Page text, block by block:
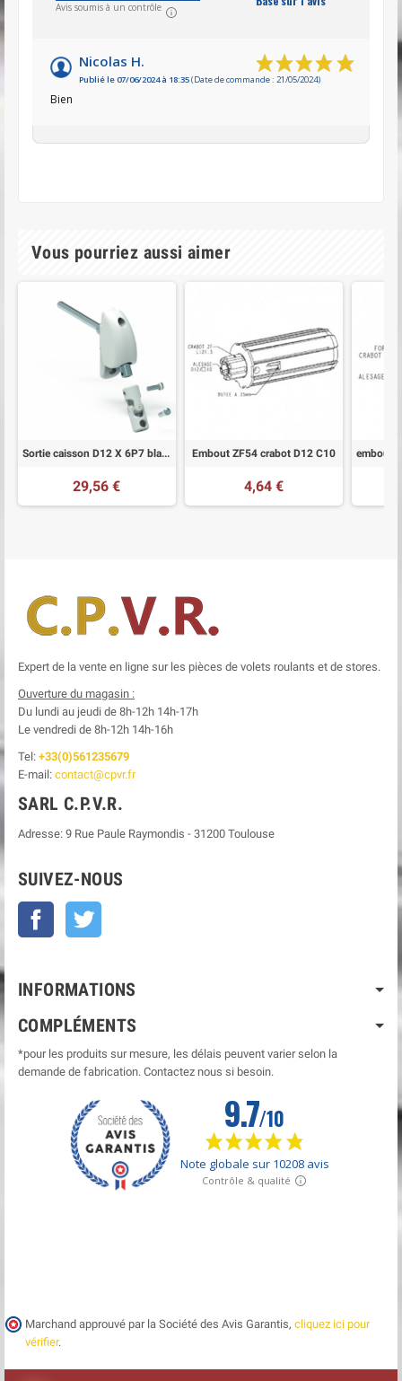
Avis soumis à un contrôle
Nicolas H.
Publié le 07/06/2024 à 18:35(Date de commande : 21/05/2024)
Bien
Vous pourriez aussi aimer
Sortie caisson D12 X 6P7 blanche lg 355 mm
29,56 €
Embout ZF54 crabot D12 C10
4,64 €
Expert de la vente en ligne sur les pièces de volets roulants et de stores.
Ouverture du magasin :
Du lundi au jeudi de 8h-12h 14h-17h
Le vendredi de 8h-12h 14h-16h
Tel: +33(0)561235679
E-mail: contact@cpvr.fr
SARL C.P.V.R.
Adresse: 9 Rue Paule Raymondis - 31200 Toulouse
SUIVEZ-NOUS
Facebook
INFORMATIONS
COMPLÉMENTS
*pour les produits sur mesure, les délais peuvent varier selon la
demande de fabrication. Contactez nous si besoin.
Marchand approuvé par la Société des Avis Garantis, cliquez ici pour
vérifier.